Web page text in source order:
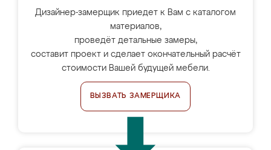
Дизайнер-замерщик приедет к Вам с каталогом
материалов,
проведёт детальные замеры,
составит проект и сделает окончательный расчёт
стоимости Вашей будущей мебели.
ВЫЗВАТЬ ЗАМЕРЩИКА